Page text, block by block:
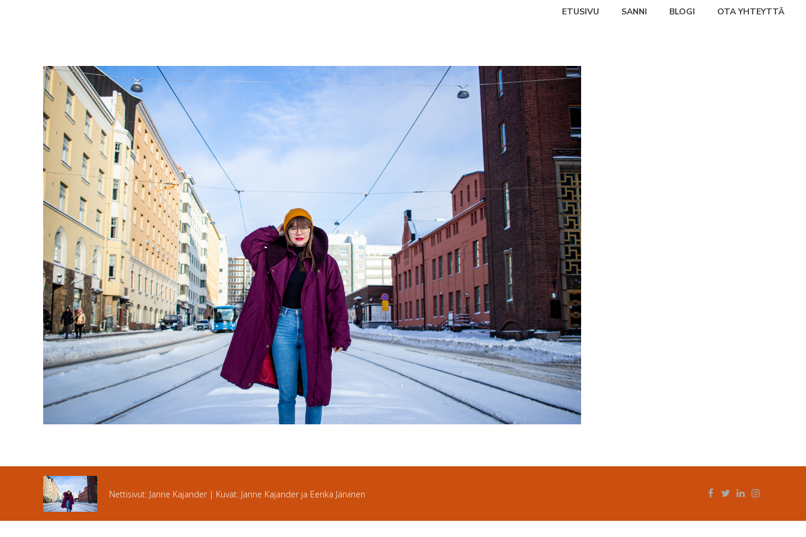
ETUSIVU SANNI BLOGI OTA YHTEYTTÄ
Nettisivut: Janne Kajander | Kuvat: Janne Kajander ja Eerika Järvinen